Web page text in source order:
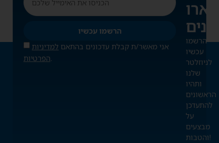
הרשמו
עכשיו
לניוזלטר
שלנו
ותהיו
הראשונים
להתעדכן
על
מבצעים
והטבות!
אני מאשר/ת קבלת עדכונים בהתאם למדיניות
הפרטיות
הרשמו עכשיו